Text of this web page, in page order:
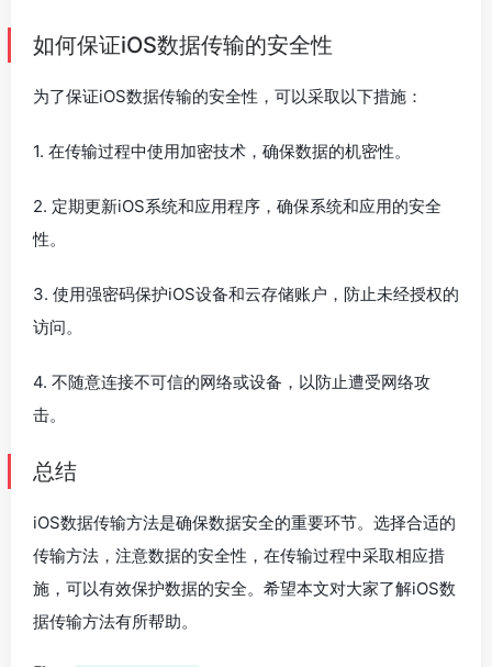
如何保证iOS数据传输的安全性
为了保证iOS数据传输的安全性，可以采取以下措施：
1. 在传输过程中使用加密技术，确保数据的机密性。
2. 定期更新iOS系统和应用程序，确保系统和应用的安全
性。
3. 使用强密码保护iOS设备和云存储账户，防止未经授权的
访问。
4. 不随意连接不可信的网络或设备，以防止遭受网络攻
击。
总结
iOS数据传输方法是确保数据安全的重要环节。选择合适的
传输方法，注意数据的安全性，在传输过程中采取相应措
施，可以有效保护数据的安全。希望本文对大家了解iOS数
据传输方法有所帮助。